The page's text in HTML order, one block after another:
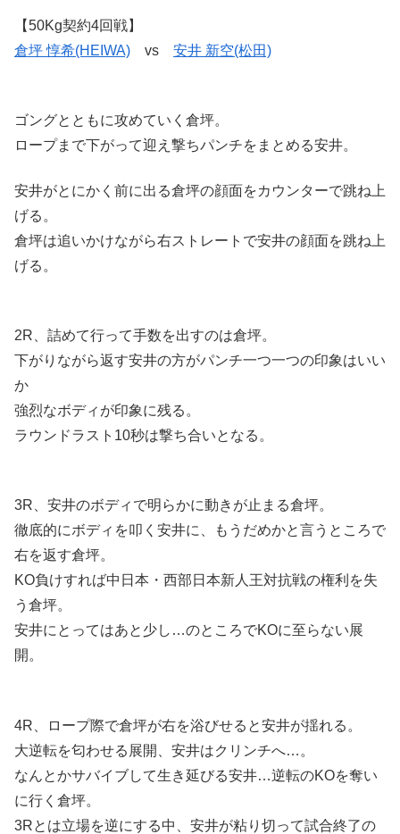
【50Kg契約4回戦】
倉坪 惇希(HEIWA) vs 安井 新空(松田)
ゴングとともに攻めていく倉坪。
ロープまで下がって迎え撃ちパンチをまとめる安井。
安井がとにかく前に出る倉坪の顔面をカウンターで跳ね上
げる。
倉坪は追いかけながら右ストレートで安井の顔面を跳ね上
げる。
2R、詰めて行って手数を出すのは倉坪。
下がりながら返す安井の方がパンチ一つ一つの印象はいい
か
強烈なボディが印象に残る。
ラウンドラスト10秒は撃ち合いとなる。
3R、安井のボディで明らかに動きが止まる倉坪。
徹底的にボディを叩く安井に、もうだめかと言うところで
右を返す倉坪。
KO負けすれば中日本・西部日本新人王対抗戦の権利を失
う倉坪。
安井にとってはあと少し…のところでKOに至らない展
開。
4R、ロープ際で倉坪が右を浴びせると安井が揺れる。
大逆転を匂わせる展開、安井はクリンチへ…。
なんとかサバイブして生き延びる安井…逆転のKOを奪い
に行く倉坪。
3Rとは立場を逆にする中、安井が粘り切って試合終了の